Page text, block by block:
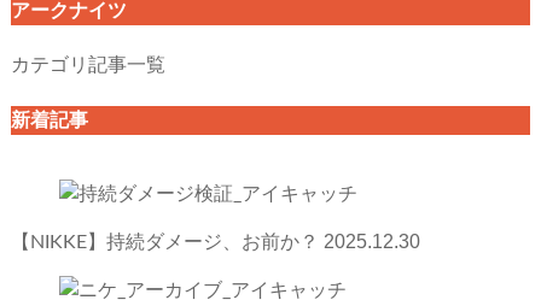
アークナイツ
カテゴリ記事一覧
新着記事
【NIKKE】持続ダメージ、お前か？ 2025.12.30